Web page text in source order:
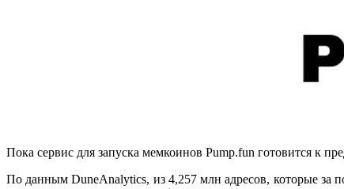
Пока сервис для запуска мемкоинов Pump.fun готовится к
По данным DuneAnalytics, из 4,257 млн адресов, которые за